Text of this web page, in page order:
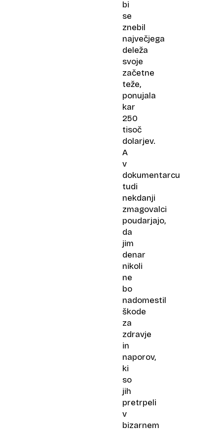
bi
se
znebil
največjega
deleža
svoje
začetne
teže,
ponujala
kar
250
tisoč
dolarjev.
A
v
dokumentarcu
tudi
nekdanji
zmagovalci
poudarjajo,
da
jim
denar
nikoli
ne
bo
nadomestil
škode
za
zdravje
in
naporov,
ki
so
jih
pretrpeli
v
bizarnem